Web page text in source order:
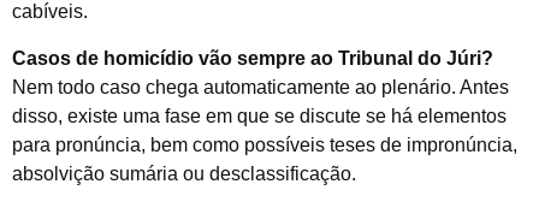
cabíveis.
Casos de homicídio vão sempre ao Tribunal do Júri?
Nem todo caso chega automaticamente ao plenário. Antes
disso, existe uma fase em que se discute se há elementos
para pronúncia, bem como possíveis teses de impronúncia,
absolvição sumária ou desclassificação.